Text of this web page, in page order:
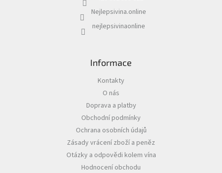
y
v
s
Nejlepsivina.online
nejlepsivinaonline
Informace
Kontakty
O nás
Doprava a platby
Obchodní podmínky
Ochrana osobních údajů
Zásady vrácení zboží a peněz
Otázky a odpovědi kolem vína
Hodnocení obchodu